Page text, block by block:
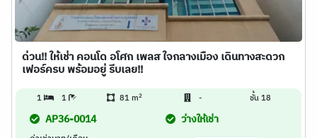
ด่วน!! ให้เช่า คอนโด อโศก เพลส ใจกลางเมือง เดินทางสะดวก
เฟอร์ครบ พร้อมอยู่ รีบเลย!!
1 1 81 m2 - ชั้น 18
AP36-0014 ว่างให้เช่า